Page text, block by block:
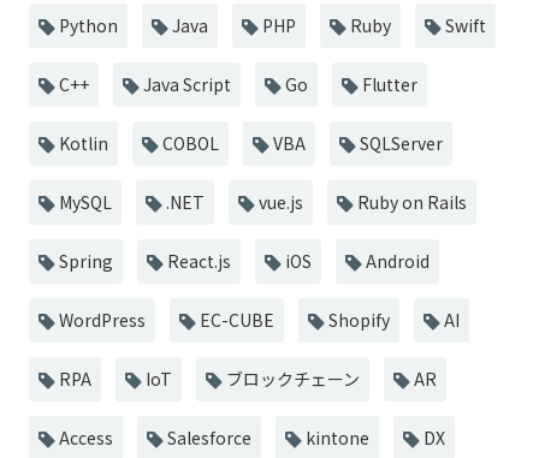
Python Java PHP Ruby Swift
C++ Java Script Go Flutter
Kotlin COBOL VBA SQLServer
MySQL .NET vue.js Ruby on Rails
Spring React.js iOS Android
WordPress EC-CUBE Shopify AI
RPA IoT ブロックチェーン AR
Access Salesforce kintone DX